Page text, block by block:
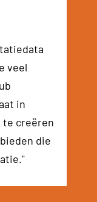
veel
in
te creëren
die